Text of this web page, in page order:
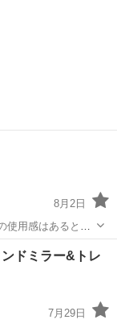
8月2日
せん
ドミラー&トレ
7月29日